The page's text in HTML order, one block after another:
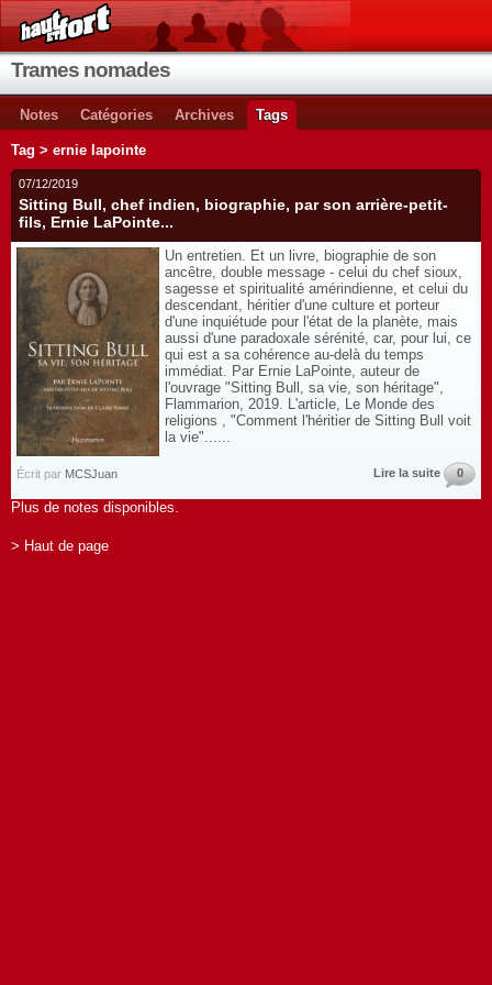
Trames nomades
Notes Catégories Archives Tags
Tag > ernie lapointe
07/12/2019
Sitting Bull, chef indien, biographie, par son arrière-petit-
fils, Ernie LaPointe...
Un entretien. Et un livre, biographie de son
ancêtre, double message - celui du chef sioux,
sagesse et spiritualité amérindienne, et celui du
descendant, héritier d'une culture et porteur
d'une inquiétude pour l'état de la planète, mais
aussi d'une paradoxale sérénité, car, pour lui, ce
qui est a sa cohérence au-delà du temps
immédiat. Par Ernie LaPointe, auteur de
l'ouvrage "Sitting Bull, sa vie, son héritage",
Flammarion, 2019. L'article, Le Monde des
religions , "Comment l'héritier de Sitting Bull voit
la vie"......
Écrit par MCSJuan Lire la suite 0
Plus de notes disponibles.
> Haut de page